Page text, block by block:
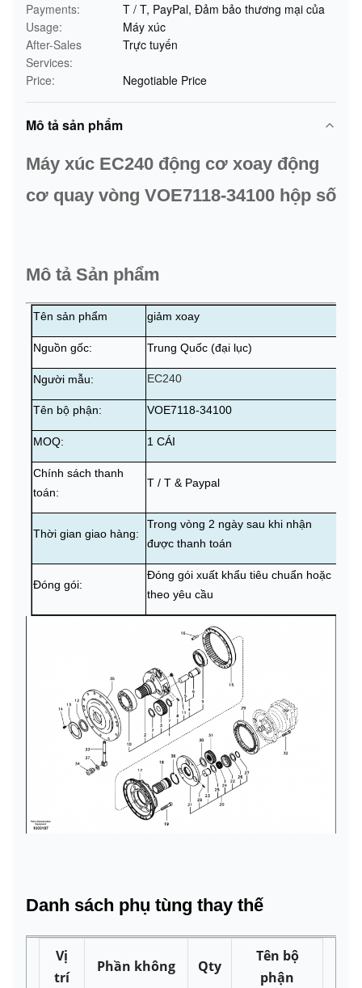
Payments:
T / T, PayPal, Đảm bảo thương mại của
Usage:
Máy xúc
After-Sales
Services:
Trực tuyến
Price: Negotiable Price
Mô tả sản phẩm
Máy xúc EC240 động cơ xoay động
cơ quay vòng VOE7118-34100 hộp số
Mô tả Sản phẩm
Tên sản phẩm giảm xoay
Nguồn gốc: Trung Quốc (đại lục)
Người mẫu: EC240
Tên bộ phận: VOE7118-34100
MOQ: 1 CÁI
Chính sách thanh
toán:
T / T & Paypal
Thời gian giao hàng:
Trong vòng 2 ngày sau khi nhận
được thanh toán
Đóng gói:
Đóng gói xuất khẩu tiêu chuẩn hoặc
theo yêu cầu
Danh sách phụ tùng thay thế
Vị
trí
Phần không Qty
Tên bộ
phận